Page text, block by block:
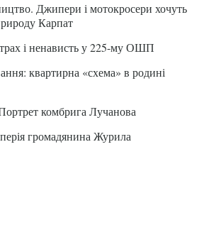
Джипери і мотокросери хочуть
Карпат
і ненависть у 225-му ОШП
квартирна «схема» в родині
комбрига Лучанова
громадянина Журила